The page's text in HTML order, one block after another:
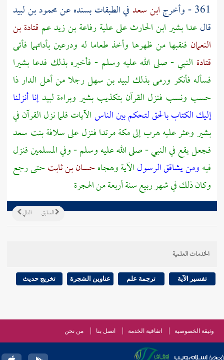
361 - وأخرج
ابن سعدفي الطبقات بسنده عنمحمود بن لبيد
قالعدابشير ابن الحارثعلى عليةرفاعة بن زيدعم قتادة بن
النعمان فنقبها من ظهرها وأخذ طعاما له ودرعين بأداتهما فأتى
قتادة النبي - صلى الله عليه وسلم - فأخبره بذلك فدعا بشيرا
فسأله فأنكر ورمى بذلك لبيد بن سهلرجلا من أهل الدار ذا
حسب ونسب فنزل القرآن بتكذيب بشير وبراءة لبيدإنا أنزلنا
إليك الكتاب بالحق لتحكم بين الناسالآيات فلما نزل القرآن في
بشيروعثر عليه هرب إلىمكةمرتدا فنزل علىسلافة بنت سعد
فجعل يقع في النبي - صلى الله عليه وسلم - وفي المسلمين فنزل
فيهومن يشاقق الرسولالآية وهجاهحسان بن ثابتحتى رجع
وكان ذلك في شهر ربيع سنة أربعة من الهجرة
التالي السابق
الخدمات العلمية
تفسير الآية ترجمة علم عناوين الشجرة تخريج حديث
وثيقة الخصوصية اتفاقية الخدمة اتصل بنا من نحن